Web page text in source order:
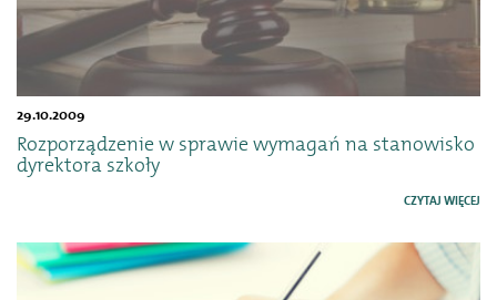
29.10.2009
Rozporządzenie w sprawie wymagań na stanowisko
dyrektora szkoły
CZYTAJ WIĘCEJ